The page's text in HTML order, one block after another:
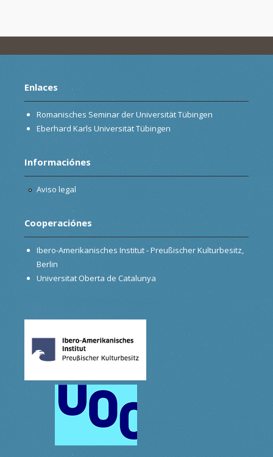
Enlaces
Romanisches Seminar der Universität Tübingen
Eberhard Karls Universität Tübingen
Informaciónes
Aviso legal
Cooperaciónes
Ibero-Amerikanisches Institut - Preußischer Kulturbesitz,
Berlin
Universitat Oberta de Catalunya